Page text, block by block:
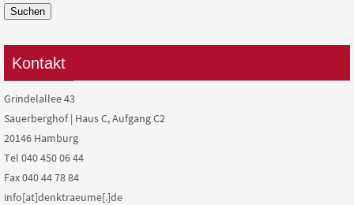
Suchen
Kontakt
Grindelallee 43
Sauerberghof | Haus C, Aufgang C2
20146 Hamburg
Tel 040 450 06 44
Fax 040 44 78 84
info[at]denktraeume[.]de